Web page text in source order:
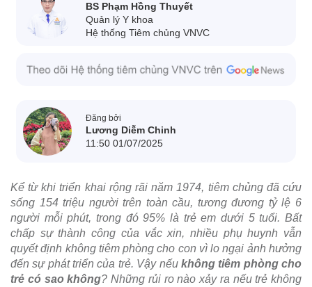
BS Phạm Hồng Thuyết
Quản lý Y khoa
Hệ thống Tiêm chủng VNVC
Đăng bởi
Lương Diễm Chinh
11:50 01/07/2025
Kể từ khi triển khai rộng rãi năm 1974, tiêm chủng đã cứu
sống 154 triệu người trên toàn cầu, tương đương tỷ lệ 6
người mỗi phút, trong đó 95% là trẻ em dưới 5 tuổi. Bất
chấp sự thành công của vắc xin, nhiều phụ huynh vẫn
quyết định không tiêm phòng cho con vì lo ngại ảnh hưởng
đến sự phát triển của trẻ. Vậy nếu không tiêm phòng cho
trẻ có sao không? Những rủi ro nào xảy ra nếu trẻ không